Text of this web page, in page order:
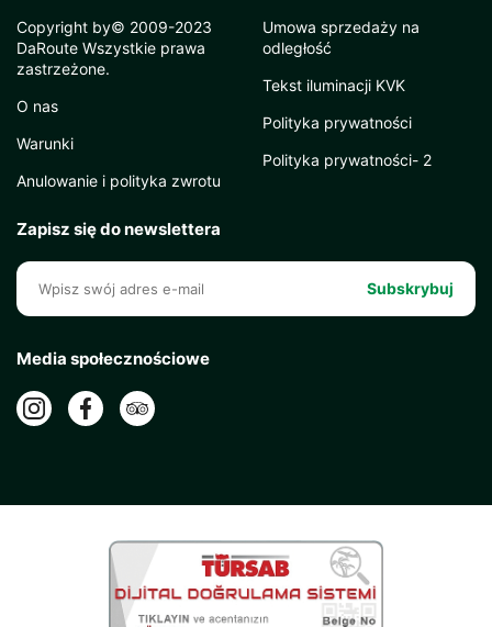
Copyright by© 2009-2023
DaRoute Wszystkie prawa
zastrzeżone.
O nas
Warunki
Anulowanie i polityka zwrotu
Umowa sprzedaży na
odległość
Tekst iluminacji KVK
Polityka prywatności
Polityka prywatności- 2
Zapisz się do newslettera
Subskrybuj
Media społecznościowe